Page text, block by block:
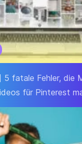
5 fatale Fehler, die
für Pinterest